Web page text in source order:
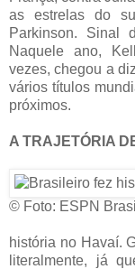
as estrelas do
Parkinson. Sinal
Naquele ano,
vezes, chegou a
vários títulos
próximos.
A TRAJETÓRIA
© Foto: ESPN
história no Havaí.
literalmente, já